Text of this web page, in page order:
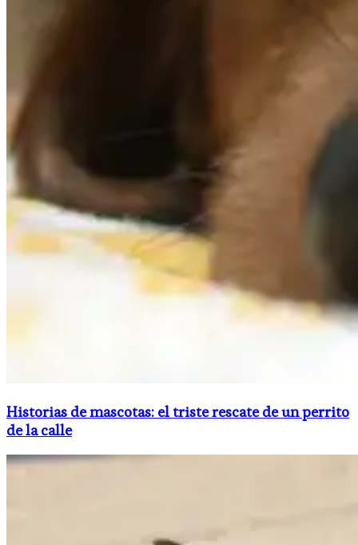
Historias de mascotas: el triste rescate de un perrito
de la calle